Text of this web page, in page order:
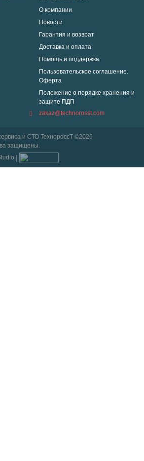
О компании
Новости
Гарантия и возврат
Доставка и оплата
Помощь и поддержка
Пользовательское соглашение.
Оферта
Положение о порядке хранения и
защите ПДП
zakaz@technorosst.com
и СТО ТехнороссТ ©2026
защищены.